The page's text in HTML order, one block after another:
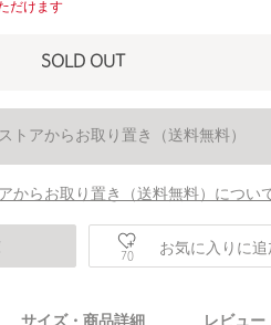
だけます
SOLD OUT
トアからお取り置き（送料無料）
からお取り置き（送料無料）につい
70 お気に入りに追